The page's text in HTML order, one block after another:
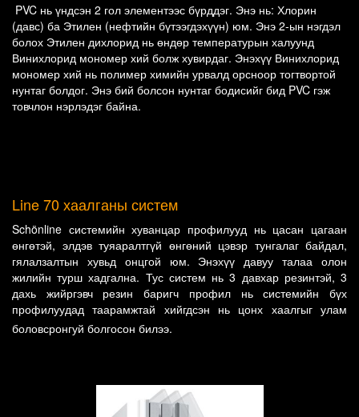
PVC нь үндсэн 2 гол элементээс бүрддэг. Энэ нь: Хлорин
(давс) ба Этилен (нефтийн бүтээгдэхүүн) юм. Энэ 2-ын нэгдэл
болох Этилен дихлорид нь өндөр температурын халуунд
Винихлорид мономер хий болж хувирдаг. Энэхүү Винихлорид
мономер хий нь полимер химийн урвалд орсноор тогтвортой
нунтаг болдог. Энэ бий болсон нунтаг бодисийг бид PVC гэж
товчлон нэрлэдэг байна.
Line 70 хаалганы систем
Schönline системийн хуванцар профилууд нь цасан цагаан
өнгөтэй, элдэв туяаралтгүй өнгөний цэвэр тунгалаг байдал,
гялалзалтын хувьд онцгой юм. Энэхүү давуу талаа олон
жилийн турш хадгална. Тус систем нь 3 давхар резинтэй, 3
дахь жийргэвч резин баригч профил нь системийн бүх
профилуудад таарамжтай хийгдсэн нь цонх хаалгыг улам
боловсронгуй болгосон билээ.